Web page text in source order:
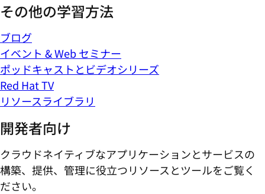
その他の学習方法
ブログ
イベント & Web セミナー
ポッドキャストとビデオシリーズ
Red Hat TV
リソースライブラリ
開発者向け
クラウドネイティブなアプリケーションとサービスの
構築、提供、管理に役立つリソースとツールをご覧く
ださい。